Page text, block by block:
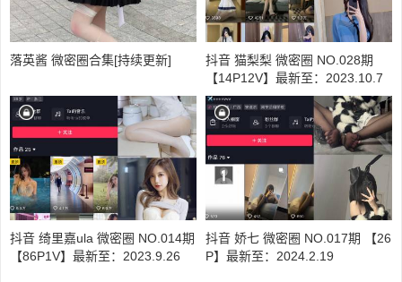
落英酱 微密圈合集[持续更新]
抖音 猫梨梨 微密圈 NO.028期
【14P12V】最新至：2023.10.7
抖音 绮里嘉ula 微密圈 NO.014期
【86P1V】最新至：2023.9.26
抖音 娇七 微密圈 NO.017期 【26
P】最新至：2024.2.19